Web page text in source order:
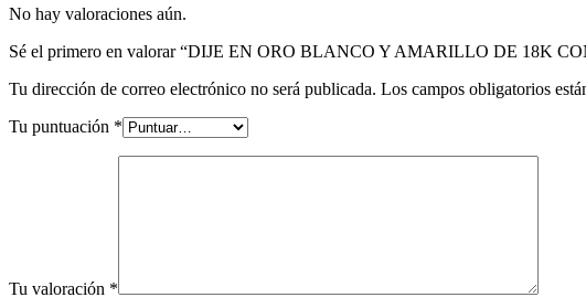
No hay valoraciones aún.
Sé el primero en valorar “DIJE EN ORO BLANCO Y AMARILLO DE 18K
Tu dirección de correo electrónico no será publicada. Los campos obligatorios
Tu puntuación *
Tu valoración *